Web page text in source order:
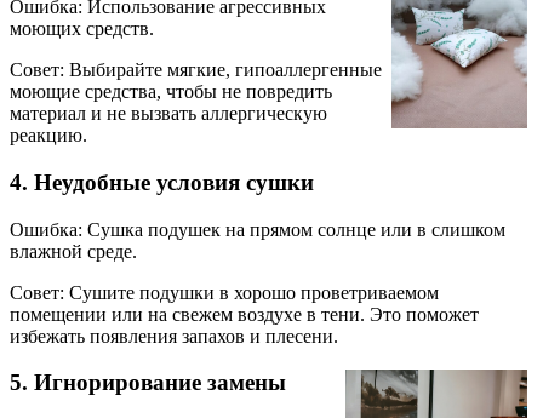
Ошибка: Использование агрессивных
моющих средств.
Совет: Выбирайте мягкие, гипоаллергенные
моющие средства, чтобы не повредить
материал и не вызвать аллергическую
реакцию.
4. Неудобные условия сушки
Ошибка: Сушка подушек на прямом солнце или в слишком
влажной среде.
Совет: Сушите подушки в хорошо проветриваемом
помещении или на свежем воздухе в тени. Это поможет
избежать появления запахов и плесени.
5. Игнорирование замены